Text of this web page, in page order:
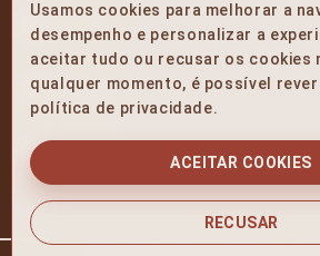
linkedin
pinterest
Usamos cookies para melhorar a
desempenho e personalizar a
aceitar tudo ou recusar os cookies
qualquer momento, é possível
política de privacidade.
ACEITAR COOKIES
RECUSAR